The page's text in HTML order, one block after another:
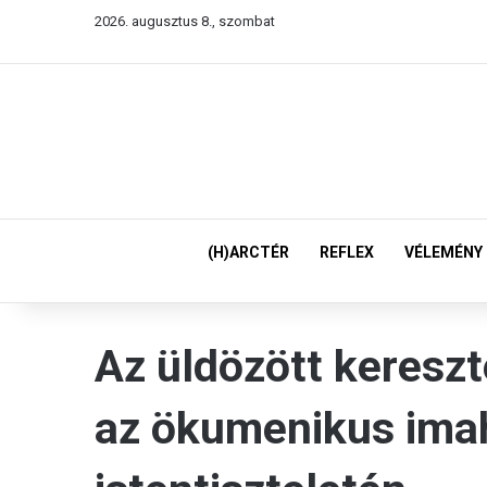
2026. augusztus 8., szombat
(H)ARCTÉR REFLEX VÉLEMÉNY
Az üldözött
az ökumenikus